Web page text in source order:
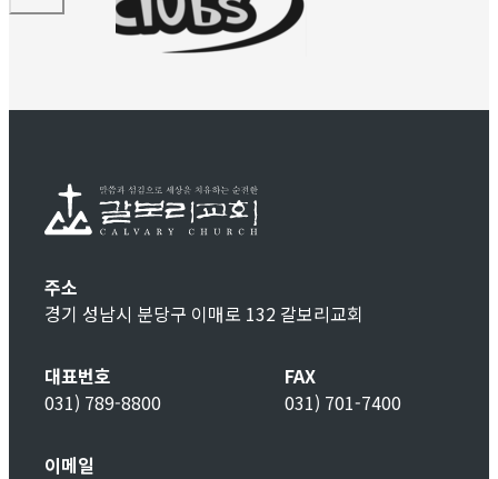
주소
경기 성남시 분당구 이매로 132 갈보리교회
대표번호
031) 789-8800
FAX
031) 701-7400
이메일